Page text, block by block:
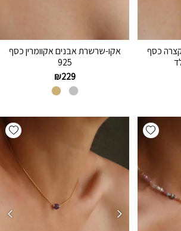
כסף
אקו-שרשרת אבנים אקוומרין כסף
925
₪229
Add wishlist